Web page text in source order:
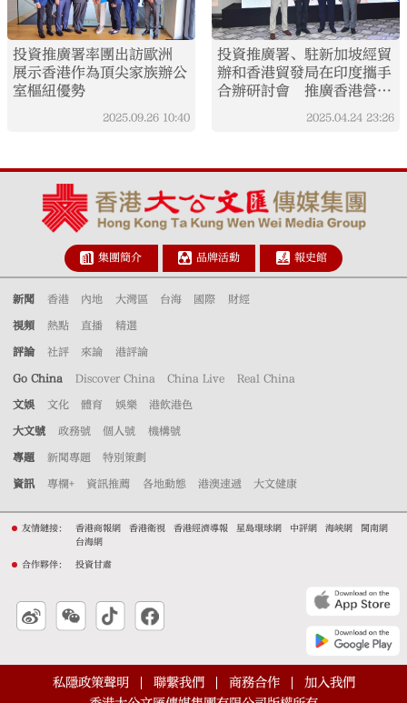
投資推廣署率團出訪歐洲
展示香港作為頂尖家族辦公
室樞紐優勢
2025.09.26 10:40
投資推廣署、駐新加坡經貿
辦和香港貿發局在印度攜手
合辦研討會 推廣香港營商
優勢及投資機遇2025.04.24 23:26
集團簡介 品牌活動 報史館
新聞 香港 內地 大灣區 台海 國際 財經
視頻 熱點 直播 精選
評論 社評 來論 港評論
Go China Discover China China Live Real China
文娛 文化 體育 娛樂 港飲港色
大文號 政務號 個人號 機構號
專題 新聞專題 特別策劃
資訊 專欄+ 資訊推薦 各地動態 港澳速遞 大文健康
友情鏈接： 香港商報網 香港衛視 香港經濟導報 星島環球網 中評網 海峽網
閩南網
台海網
合作夥伴： 投資甘肅
私隱政策聲明 聯繫我們 商務合作
加入我們